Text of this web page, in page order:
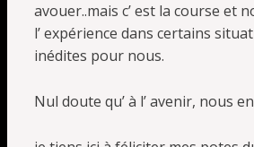
avouer..mais c’ est la course et
l’ expérience dans certains
inédites pour nous.
Nul doute qu’ à l’ avenir, nous